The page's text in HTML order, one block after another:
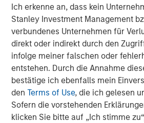
Ich erkenne an, dass kein
Stanley Investment Management
verbundenes Unternehmen für
direkt oder indirekt durch den
infolge meiner falschen oder
entstehen. Durch die Annahme
bestätige ich ebenfalls mein
denTerms of Use, die ich gelesen
Sofern die vorstehenden
klicken Sie bitte auf „Ich stimme
"Software vendors of all types use
users and enrich products,” said
president of research at Eckerson
things a step further by using a
insights from multiple observability
implications to users. This approach
work of ITOps engineers and speed
resolution."
Flip AI’s Founding Story